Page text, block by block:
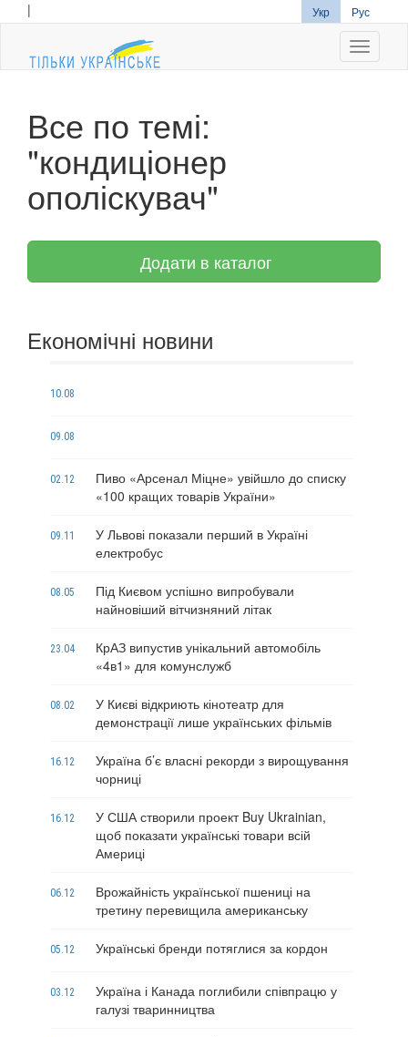
| Укр Рус
Все по темі:
"кондиціонер
ополіскувач"
Додати в каталог
Економічні новини
10.08
09.08
02.12
Пиво «Арсенал Міцне» увійшло до списку
«100 кращих товарів України»
09.11
У Львові показали перший в Україні
електробус
08.05
Під Києвом успішно випробували
найновіший вітчизняний літак
23.04
КрАЗ випустив унікальний автомобіль
«4в1» для комунслужб
08.02
У Києві відкриють кінотеатр для
демонстрації лише українських фільмів
16.12
Україна б’є власні рекорди з вирощування
чорниці
16.12
У США створили проект Buy Ukrainian,
щоб показати українські товари всій
Америці
06.12
Врожайність української пшениці на
третину перевищила американську
05.12 Українські бренди потяглися за кордон
03.12
Україна і Канада поглибили співпрацю у
галузі тваринництва